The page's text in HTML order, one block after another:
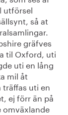
utförsel
så at
gräfves
til Oxford, uti
uti en lång
mil åt
träffas uti en
ej förr än på
omväxlande